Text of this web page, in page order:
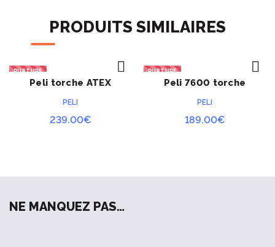
NSN 6260-01-178-5559
Longueur : 15,5 cm
Poids : 20 grammes
PRODUITS SIMILAIRES
RUPTURE
ACHETER
Peli torche ATEX
PELI
239.00€
RUPTURE
ACHETER
Peli 7600 torche
PELI
189.00€
NE MANQUEZ PAS…